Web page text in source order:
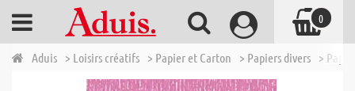
Aduis > Loisirs créatifs > Papier et Carton > Papiers divers >
0